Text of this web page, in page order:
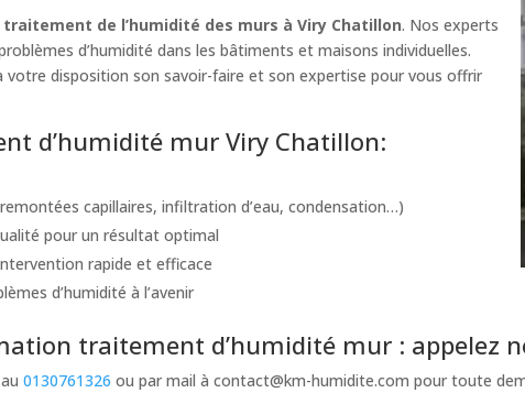
traitement de l’humidité des murs à Viry Chatillon. Nos experts
d’humidité dans les bâtiments et maisons individuelles.
disposition son savoir-faire et son expertise pour vous offrir
d’humidité mur Viry Chatillon:
capillaires, infiltration d’eau, condensation…)
pour un résultat optimal
rapide et efficace
d’humidité à l’avenir
traitement d’humidité mur : appelez
au0130761326 ou par mail àcontact@km-humidite.com pour toute